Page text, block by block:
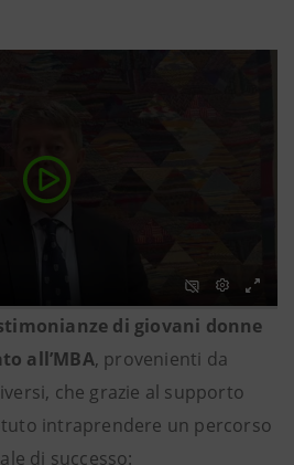
di giovani donne
all’MBA, provenienti da
che grazie al supporto
intraprendere un percorso
di successo: